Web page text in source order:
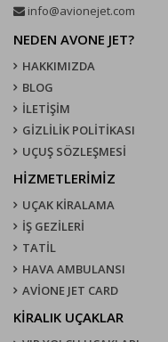
info@avionejet.com
NEDEN AVONE JET?
HAKKIMIZDA
BLOG
İLETİŞİM
GİZLİLİK POLİTİKASI
UÇUŞ SÖZLEŞMESI
HİZMETLERİMİZ
UÇAK KIRALAMA
İŞ GEZİLERİ
TATİL
HAVA AMBULANSI
AVİONE JET CARD
KIRALIK UÇAKLAR